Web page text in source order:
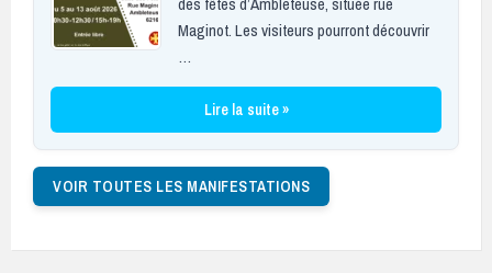
Maginot. Les visiteurs pourront découvrir
…
Lire la suite »
VOIR TOUTES LES MANIFESTATIONS